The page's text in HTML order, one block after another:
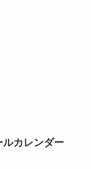
カレンダー